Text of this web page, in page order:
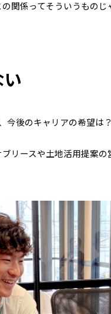
関係ってそういうもの
い
今後のキャリアの希望は？
リースや土地活用提案の